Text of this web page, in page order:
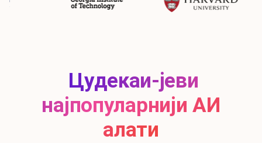
Цудекаи-јеви
најпопуларнији АИ
алати